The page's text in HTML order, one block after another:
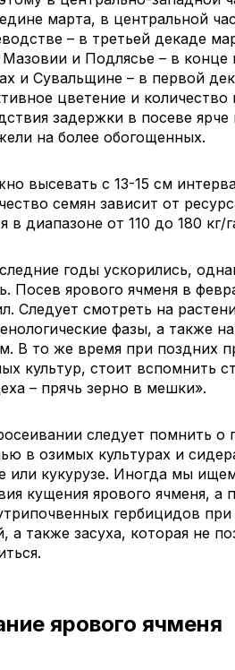
марта, в центральной
– в третьей декаде
и Подлясье – в конце
и Сувальщине – в первой
цветение и количество
задержки в посеве ярче
на более обогощенных.
высевать с 13-15 см
семян зависит от
в диапазоне от 110 до 180 кг/
годы ускорились,
Посев ярового ячменя в
Следует смотреть на
фазы, а также
В то же время при поздних
культур, стоит вспомнить
– прячь зерно в мешки».
следует помнить о
в озимых культурах и
или кукурузе. Иногда мы
кущения ярового ячменя, а
гербицидов
а также засуха, которая не
ярового ячменя